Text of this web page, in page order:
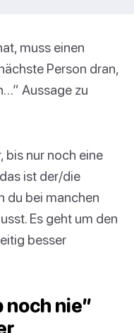
muss einen
Person dran,
Aussage zu
bis nur noch eine
ist der/die
du bei manchen
Es geht um den
besser
noch nie”